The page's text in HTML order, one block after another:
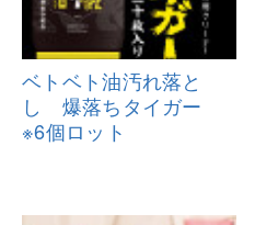
ベトベト油汚れ落と
し 爆落ちタイガー
※6個ロット